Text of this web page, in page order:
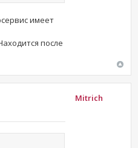
имеет
после
Mitrich